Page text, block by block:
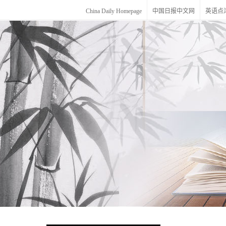
China Daily Homepage 中国日报中文网 英语点